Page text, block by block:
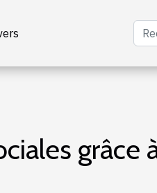
grâce